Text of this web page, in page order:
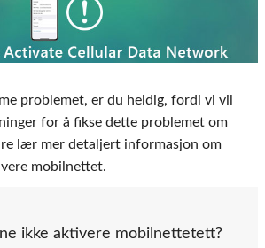
problemet, er du heldig, fordi vi vil
for å fikse dette problemet om
lær mer detaljert informasjon om
mobilnettet.
ikke aktivere mobilnettetett?